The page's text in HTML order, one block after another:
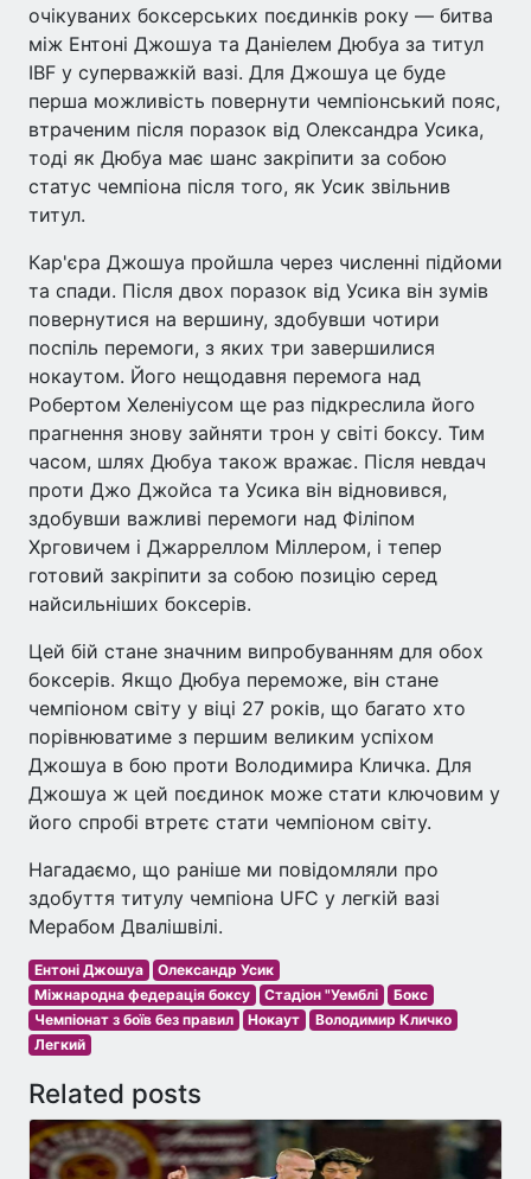
очікуваних боксерських поєдинків року — битва
між Ентоні Джошуа та Даніелем Дюбуа за титул
IBF у суперважкій вазі. Для Джошуа це буде
перша можливість повернути чемпіонський пояс,
втраченим після поразок від Олександра Усика,
тоді як Дюбуа має шанс закріпити за собою
статус чемпіона після того, як Усик звільнив
титул.
Кар'єра Джошуа пройшла через численні підйоми
та спади. Після двох поразок від Усика він зумів
повернутися на вершину, здобувши чотири
поспіль перемоги, з яких три завершилися
нокаутом. Його нещодавня перемога над
Робертом Хеленіусом ще раз підкреслила його
прагнення знову зайняти трон у світі боксу. Тим
часом, шлях Дюбуа також вражає. Після невдач
проти Джо Джойса та Усика він відновився,
здобувши важливі перемоги над Філіпом
Хрговичем і Джарреллом Міллером, і тепер
готовий закріпити за собою позицію серед
найсильніших боксерів.
Цей бій стане значним випробуванням для обох
боксерів. Якщо Дюбуа переможе, він стане
чемпіоном світу у віці 27 років, що багато хто
порівнюватиме з першим великим успіхом
Джошуа в бою проти Володимира Кличка. Для
Джошуа ж цей поєдинок може стати ключовим у
його спробі втретє стати чемпіоном світу.
Нагадаємо, що раніше ми повідомляли про
здобуття титулу чемпіона UFC у легкій вазі
Мерабом Двалішвілі.
Ентоні Джошуа
Олександр Усик
Міжнародна федерація боксу
Стадіон "Уемблі
Бокс
Чемпіонат з боїв без правил
Нокаут
Володимир Кличко
Легкий
Related posts